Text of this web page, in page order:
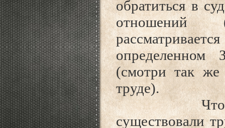
обратиться в
отношений
определенном
(смотри так же
труде).
Чтобы
существовали